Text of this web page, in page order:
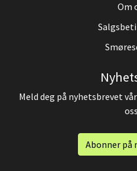
Om
Meld deg på nyhetsbrevet
Abonner på